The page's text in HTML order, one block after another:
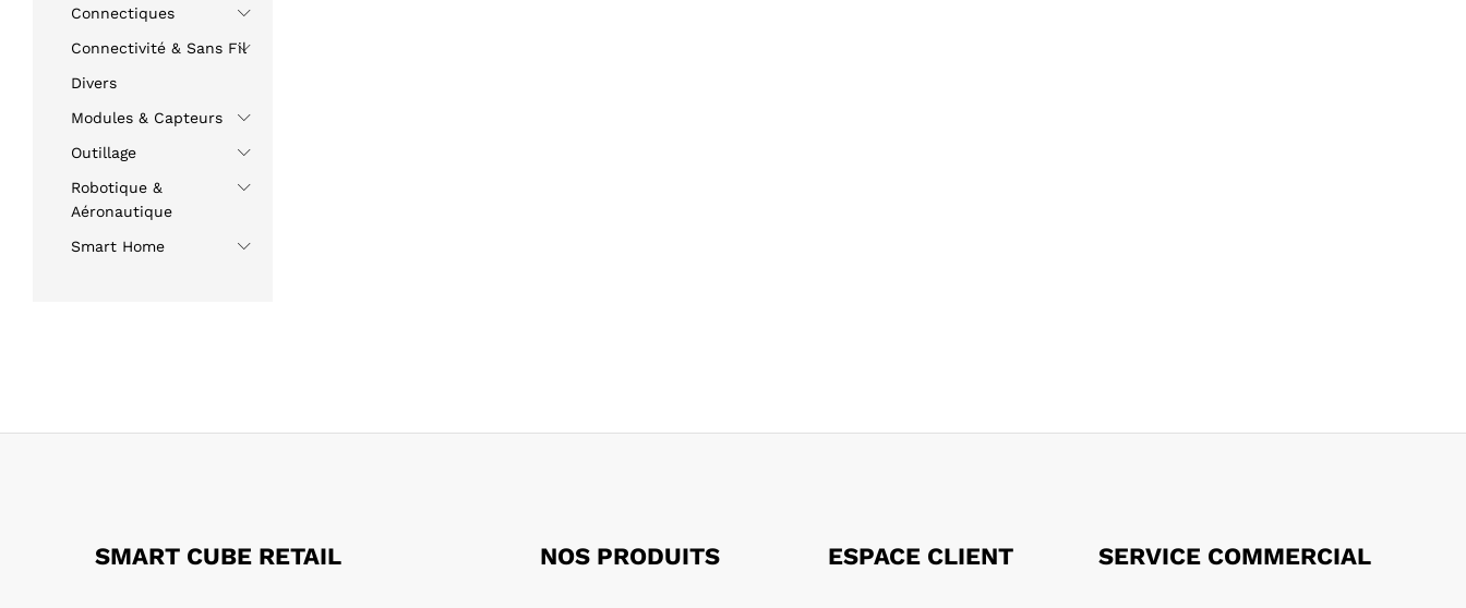
Connectiques
Connectivité & Sans Fil
Divers
Modules & Capteurs
Outillage
Robotique &
Aéronautique
Smart Home
SMART CUBE RETAIL NOS PRODUITS ESPACE CLIENT SERVICE COMMERCIAL